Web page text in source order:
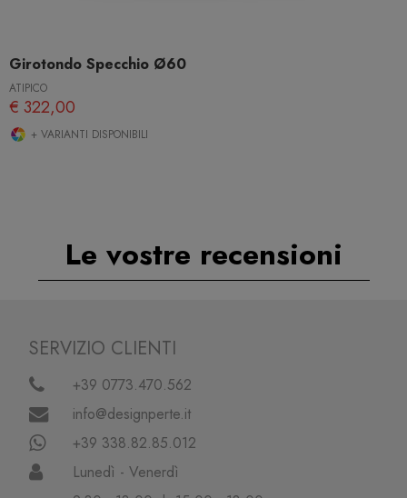
Girotondo Specchio Ø60
ATIPICO
€ 322,00
+ VARIANTI DISPONIBILI
Le vostre recensioni
SERVIZIO CLIENTI
+39 0773.470.562
info@designperte.it
+39 338.82.85.012
Lunedì - Venerdì